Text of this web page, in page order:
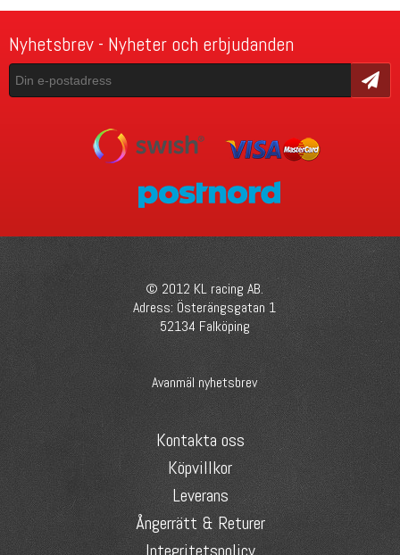
Nyhetsbrev - Nyheter och erbjudanden
Skicka
© 2012 KL racing AB.
Adress: Österängsgatan 1
52134 Falköping
Avanmäl nyhetsbrev
Kontakta oss
Köpvillkor
Leverans
Ångerrätt & Returer
Integritetspolicy